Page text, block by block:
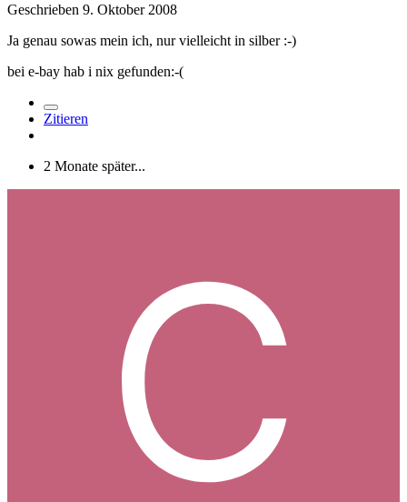
Geschrieben 9. Oktober 2008
Ja genau sowas mein ich, nur vielleicht in silber :-)
bei e-bay hab i nix gefunden:-(
Zitieren
2 Monate später...